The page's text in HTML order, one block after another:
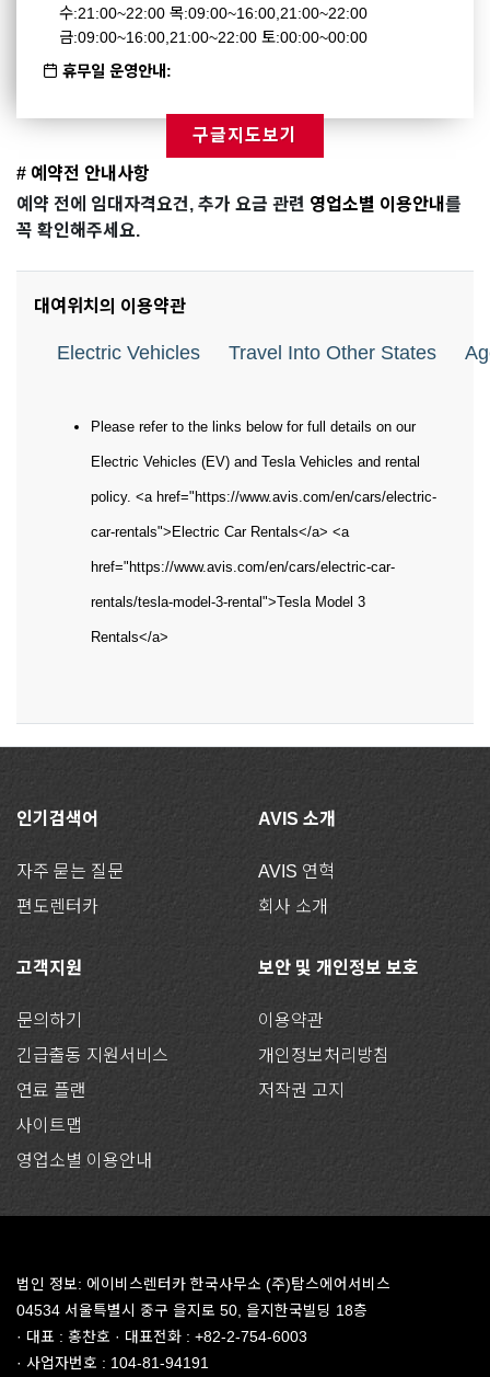
수:21:00~22:00 목:09:00~16:00,21:00~22:00
금:09:00~16:00,21:00~22:00 토:00:00~00:00
휴무일 운영안내:
구글지도보기
# 예약전 안내사항
예약 전에 임대자격요건, 추가 요금 관련 영업소별 이용안내 를
꼭 확인해주세요.
대여위치의 이용약관
Electric Vehicles Travel Into Other States
Please refer to the links below for full details on our
Electric Vehicles (EV) and Tesla Vehicles and rental
policy. <a href="https://www.avis.com/en/cars/electric-
car-rentals">Electric Car Rentals</a> <a
href="https://www.avis.com/en/cars/electric-car-
rentals/tesla-model-3-rental">Tesla Model 3
Rentals</a>
인기검색어
자주 묻는 질문
편도렌터카
AVIS 소개
AVIS 연혁
회사 소개
고객지원
문의하기
긴급출동 지원서비스
연료 플랜
사이트맵
영업소별 이용안내
보안 및 개인정보 보호
이용약관
개인정보처리방침
저작권 고지
법인 정보: 에이비스렌터카 한국사무소 (주)탐스에어서비스
04534 서울특별시 중구 을지로 50, 을지한국빌딩 18층
· 대표 : 홍찬호 · 대표전화 : +82-2-754-6003
· 사업자번호 : 104-81-94191